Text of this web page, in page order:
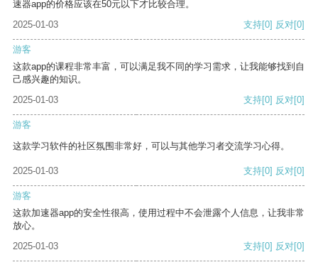
速器app的价格应该在50元以下才比较合理。
2025-01-03
支持[0] 反对[0]
游客
这款app的课程非常丰富，可以满足我不同的学习需求，让我能够找到自
己感兴趣的知识。
2025-01-03
支持[0] 反对[0]
游客
这款学习软件的社区氛围非常好，可以与其他学习者交流学习心得。
2025-01-03 支持[0] 反对[0]
游客
这款加速器app的安全性很高，使用过程中不会泄露个人信息，让我非常
放心。
2025-01-03
支持[0] 反对[0]